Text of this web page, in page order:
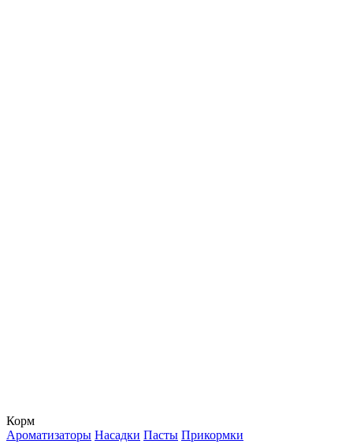
Корм
Ароматизаторы Насадки Пасты Прикормки